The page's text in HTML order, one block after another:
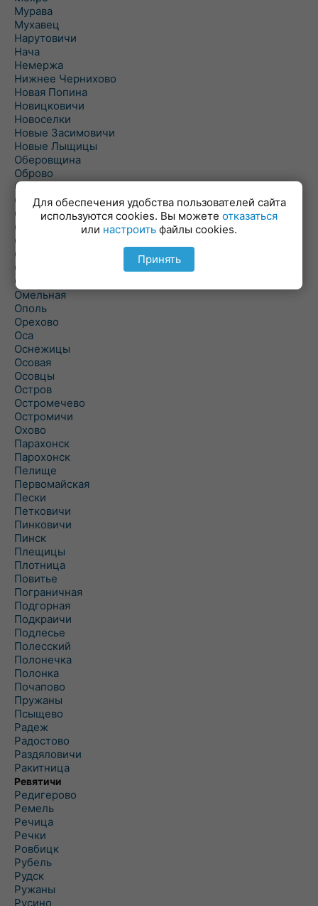
Мурава
Мухавец
Нарутовичи
Нача
Немержа
Нижнее Чернихово
Новая Попина
Новицковичи
Новоселки
Новые Засимовичи
Новые Лыщицы
Оберовщина
Оброво
Огаревичи
Одрижин
Оздамичи
Озяты
Олтуш
Ольманы
Ольпень
Ольшаны
Омельная
Ополь
Орехово
Оса
Оснежицы
Осовая
Осовцы
Остров
Остромечево
Остромичи
Охово
Парахонск
Парохонск
Пелище
Первомайская
Пески
Петковичи
Пинковичи
Пинск
Плещицы
Плотница
Повитье
Пограничная
Подгорная
Подкраичи
Подлесье
Полесский
Полонечка
Полонка
Почапово
Пружаны
Псыщево
Радеж
Радостово
Раздяловичи
Ракитница
Ревятичи
Редигерово
Ремель
Речица
Речки
Ровбицк
Рубель
Рудск
Ружаны
Русино
Для обеспечения удобства пользователей сайта
используются cookies. Вы можете отказаться
или настроить файлы cookies.
Принять